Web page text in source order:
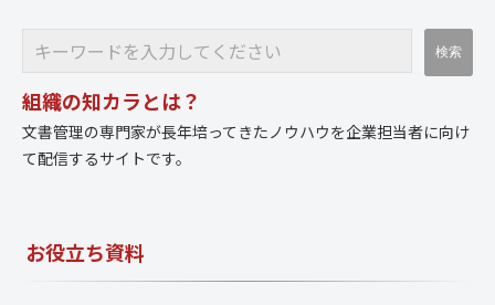
組織の知カラとは？
文書管理の専門家が長年培ってきたノウハウを企業担当者に向け
て配信するサイトです。
お役立ち資料